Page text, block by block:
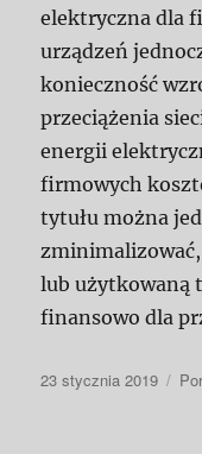
elektryczna dla
urządzeń
konieczność
przeciążenia
energii
firmowych
tytułu można
lub użytkowaną
finansowo dla
Data
23 stycznia 2019